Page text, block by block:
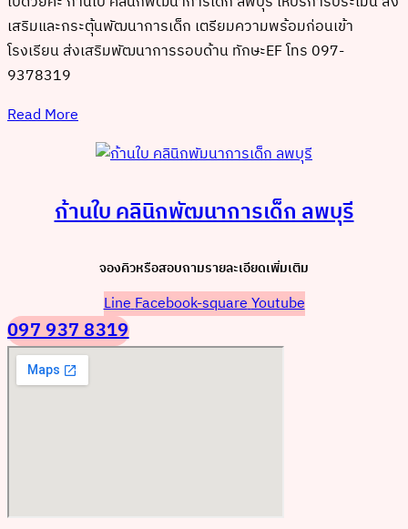
เสริมและกระตุ้นพัฒนาการเด็ก เตรียมความพร้อมก่อนเข้า
โรงเรียน ส่งเสริมพัฒนาการรอบด้าน ทักษะEF โทร 097-
9378319
Read More
ก้านใบ คลินิกพัฒนาการเด็ก ลพบุรี
จองคิวหรือสอบถามรายละเอียดเพิ่มเติม
LineFacebook-squareYoutube
097 937 8319